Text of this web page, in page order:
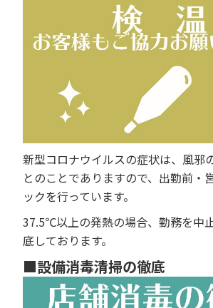
新型コロナウイルスの症状は、風邪
とのことでありますので、出勤前・
ックを行っています。
37.5℃以上の発熱の場合、勤務を中
底しております。
■設備消毒清掃の徹底